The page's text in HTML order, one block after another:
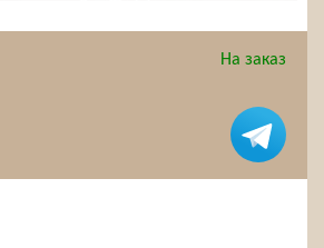
На заказ